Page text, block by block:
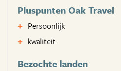
Pluspunten Oak Travel
Persoonlijk
kwaliteit
Bezochte landen